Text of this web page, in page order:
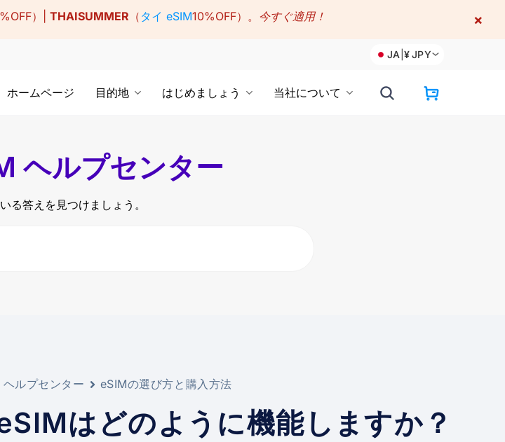
）| THAISUMMER （ タイ eSIM10%OFF）。 今すぐ適用！ ×
JA |¥JPY
ホームページ 目的地 はじめましょう 当社について
ヘルプセンター
る答えを見つけましょう。
ルプセンター eSIMの選び方と購入方法
はどのように機能しますか？